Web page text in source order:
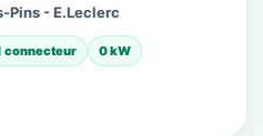
- E.Leclerc
connecteur 0 kW